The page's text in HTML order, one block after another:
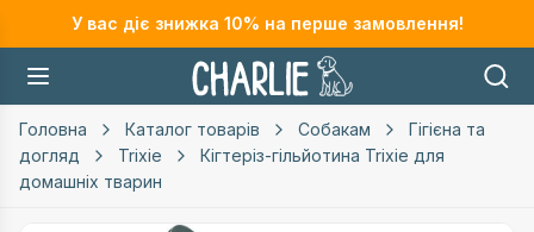
У вас діє знижка 10% на перше замовлення!
Головна Каталог товарів Собакам
Гігієна та
догляд
Trixie
Кігтеріз-гільйотина Trixie для
домашніх тварин